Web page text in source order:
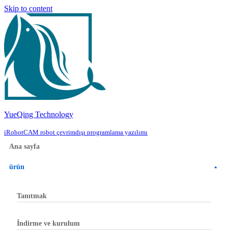
Skip to content
YueQing Technology
iRobotCAM robot çevrimdışı programlama yazılımı
Ana sayfa
ürün
Tanıtmak
İndirme ve kurulum